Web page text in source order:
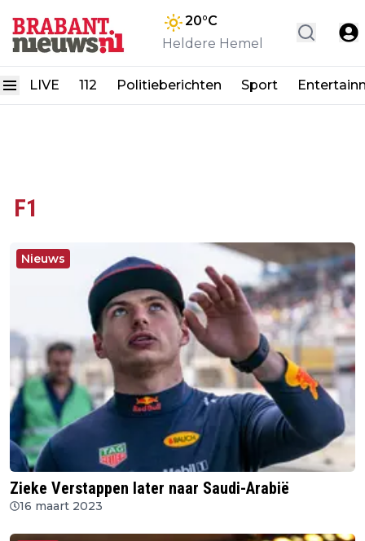
20°C
Heldere Hemel
LIVE 112 Politieberichten Sport
F1
Nieuws
Zieke Verstappen later naar Saudi-Arabië
16 maart 2023